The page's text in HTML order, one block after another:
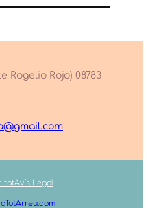
Rogelio Rojo) 08783
Avís Legal
aTotArreu.com